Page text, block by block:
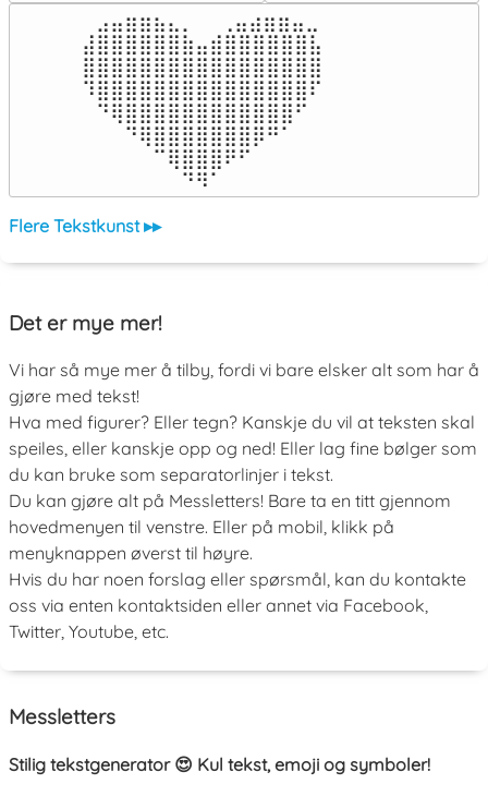
⠀⣠⣤⣶⣶⣦⣄⡀  ⠀⢀⣤⣴⣶⣶⣤⣀⠀
⣼⣿⣿⣿⣿⣿⣿⣷⣤⣾⣿⣿⣿⣿⣿⣿⣧
⣿⣿⣿⣿⣿⣿⣿⣿⣿⣿⣿⣿⣿⣿⣿⣿⣿
⠹⣿⣿⣿⣿⣿⣿⣿⣿⣿⣿⣿⣿⣿⣿⣿⠏
⠀⠙⢿⣿⣿⣿⣿⣿⣿⣿⣿⣿⣿⣿⣿⠋⠀
⠀⠀⠀⠙⢿⣿⣿⣿⣿⣿⣿⣿⡿⠛⠁⠀⠀
⠀⠀⠀⠀⠀⠉⢿⣿⣿⣿⠟⠋⠀⠀⠀⠀⠀
⠀⠀⠀⠀⠀⠀⠀⠙⠻⠁⠀⠀⠀⠀⠀⠀⠀⠀⠀⠀⠀⠀⠀
Flere Tekstkunst ▸▸
Det er mye mer!
Vi har så mye mer å tilby, fordi vi bare elsker alt som har å
gjøre med tekst!
Hva med figurer? Eller tegn? Kanskje du vil at teksten skal
speiles, eller kanskje opp og ned! Eller lag fine bølger som
du kan bruke som separatorlinjer i tekst.
Du kan gjøre alt på Messletters! Bare ta en titt gjennom
hovedmenyen til venstre. Eller på mobil, klikk på
menyknappen øverst til høyre.
Hvis du har noen forslag eller spørsmål, kan du kontakte
oss via enten kontaktsiden eller annet via Facebook,
Twitter, Youtube, etc.
Messletters
Stilig tekstgenerator 😍 Kul tekst, emoji og symboler!